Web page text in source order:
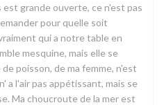
grande ouverte, ce n'est pas
pour quelle soit
qui a notre table en
mesquine, mais elle se
poisson, de ma femme, n'est
a l'air pas appétissant, mais se
Ma choucroute de la mer est